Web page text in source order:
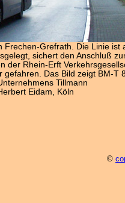
Frechen-Grefrath. Die Linie ist
sichert den Anschluß
der Rhein-Erft
gefahren. Das Bild zeigt BM-T
Tillmann
Eidam, Köln
©